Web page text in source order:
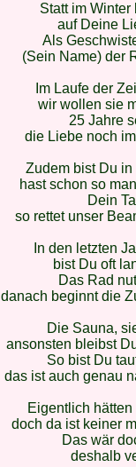
Statt im Winter
auf Deine
Als
(Sein Name) der
Im Laufe der
wir wollen sie
25 Jahre
die Liebe noch
Zudem bist Du
hast schon so
Dein
so rettet unser
In den letzten
bist Du oft
Das Rad
danach beginnt die
Die Sauna,
ansonsten bleibst
So bist Du
das ist auch genau
Eigentlich
doch da ist keiner
Das wär
deshalb